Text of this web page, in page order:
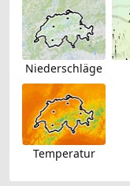
Niederschläge
Temperatur